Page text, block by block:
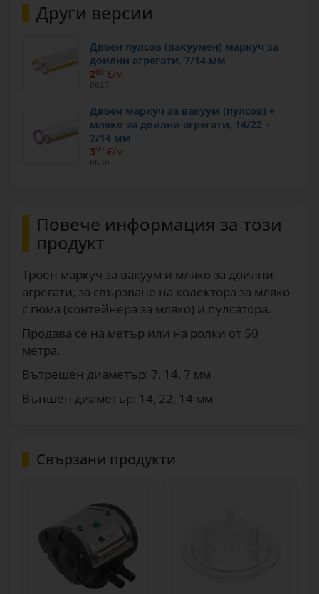
Други версии
Двоен пулсов (вакуумен) маркуч за
доилни агрегати, 7/14 мм
260 €/м
0627
Двоен маркуч за вакуум (пулсов) +
мляко за доилни агрегати, 14/22 +
7/14 мм
399 €/м
0630
Повече информация за този
продукт
Троен маркуч за вакуум и мляко за доилни
агрегати, за свързване на колектора за мляко
с гюма (контейнера за мляко) и пулсатора.
Продава се на метър или на ролки от 50
метра.
Вътрешен диаметър: 7, 14, 7 мм
Външен диаметър: 14, 22, 14 мм
Свързани продукти